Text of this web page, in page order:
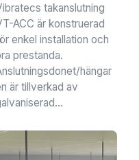
takanslutning
ACC är konstruerad
enkel installation och
prestanda.
hängar
är tillverkad av